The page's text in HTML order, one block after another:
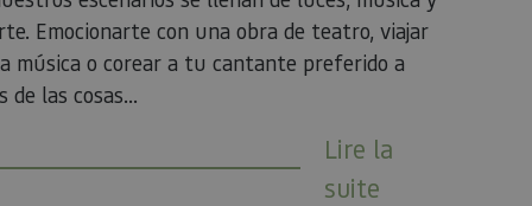
Emocionarte con una obra de teatro, viajar
música o corear a tu cantante preferido a
las cosas...
Lire la
suite